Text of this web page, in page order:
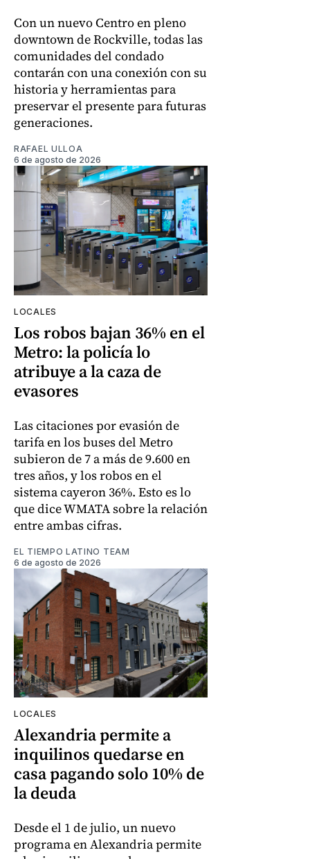
Con un nuevo Centro en pleno
downtown de Rockville, todas las
comunidades del condado
contarán con una conexión con su
historia y herramientas para
preservar el presente para futuras
generaciones.
RAFAEL ULLOA
6 de agosto de 2026
LOCALES
Los robos bajan 36% en el
Metro: la policía lo
atribuye a la caza de
evasores
Las citaciones por evasión de
tarifa en los buses del Metro
subieron de 7 a más de 9.600 en
tres años, y los robos en el
sistema cayeron 36%. Esto es lo
que dice WMATA sobre la relación
entre ambas cifras.
EL TIEMPO LATINO TEAM
6 de agosto de 2026
LOCALES
Alexandria permite a
inquilinos quedarse en
casa pagando solo 10% de
la deuda
Desde el 1 de julio, un nuevo
programa en Alexandria permite